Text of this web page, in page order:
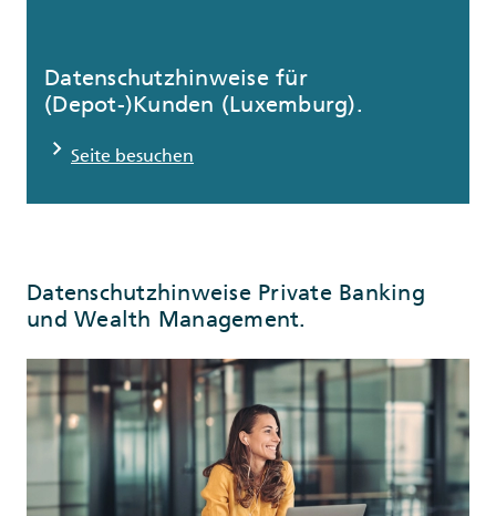
Datenschutzhinweise für
(Depot-)Kunden (Luxemburg).
chevron_right Seite besuchen
Datenschutzhinweise Private Banking
und Wealth Management.